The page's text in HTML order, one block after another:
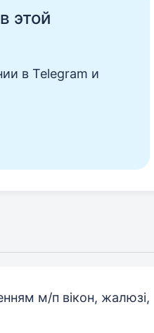
этой
в Telegram и
м/п вікон, жалюзі,